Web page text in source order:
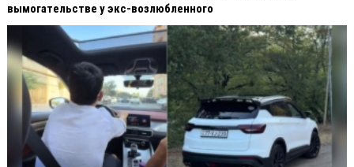
вымогательстве у экс-возлюбленного